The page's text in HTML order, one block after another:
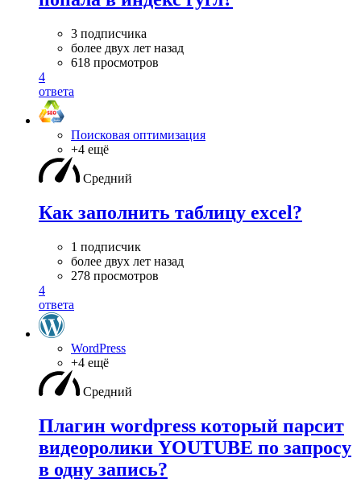
3 подписчика
более двух лет назад
618 просмотров
4
ответа
Поисковая оптимизация
+4 ещё
Средний
Как заполнить таблицу excel?
1 подписчик
более двух лет назад
278 просмотров
4
ответа
WordPress
+4 ещё
Средний
Плагин wordpress который парсит
видеоролики YOUTUBE по запросу
в одну запись?